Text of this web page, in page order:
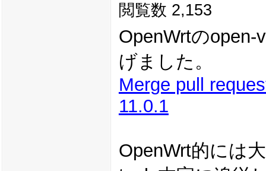
閲覧数 2,153
OpenWrtの
げました。
Merge pull
11.0.1
OpenWrt的には